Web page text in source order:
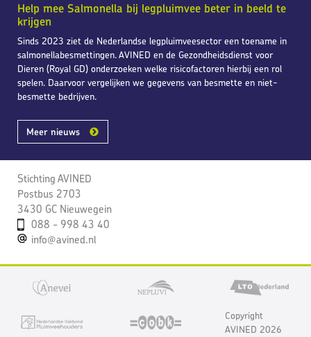
Help mee Salmonella bij legpluimvee beter in beeld te
krijgen
Sinds 2023 ziet de Nederlandse legpluimveesector een toename in
salmonellabesmettingen. AVINED en de Gezondheidsdienst voor
Dieren (Royal GD) onderzoeken welke risicofactoren hierbij een rol
spelen. Daarvoor vergelijken we gegevens van besmette en niet-
besmette bedrijven.
Meer nieuws
Stichting AVINED
Postbus 2703
3430 GC Nieuwegein
088 - 998 43 40
info@avined.nl
Copyright
AVINED 2026